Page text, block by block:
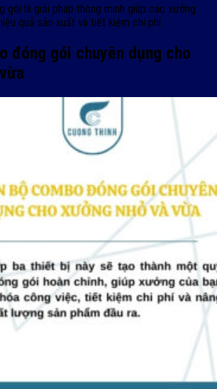
gói là giải pháp thông minh giúp các xưởng
quả sản xuất và tiết kiệm chi phí.
đóng gói chuyên dụng cho